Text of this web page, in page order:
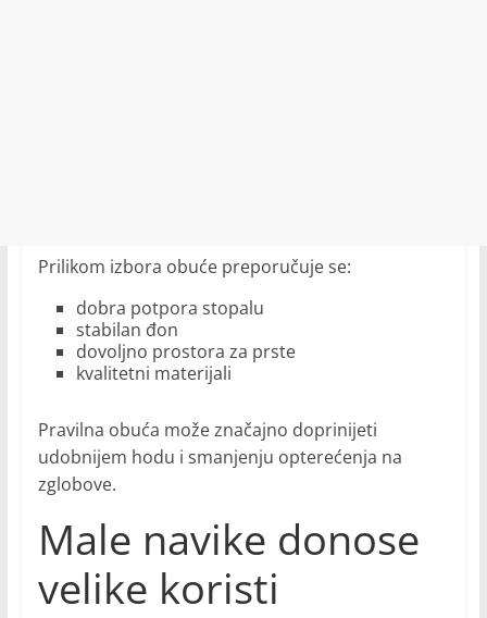
Prilikom izbora obuće preporučuje se:
dobra potpora stopalu
stabilan đon
dovoljno prostora za prste
kvalitetni materijali
Pravilna obuća može značajno doprinijeti
udobnijem hodu i smanjenju opterećenja na
zglobove.
Male navike donose
velike koristi